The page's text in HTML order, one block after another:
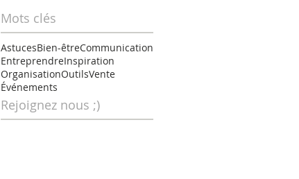
Mots clés
AstucesBien-êtreCommunication
EntreprendreInspiration
OrganisationOutilsVente
Événements
Rejoignez nous ;)